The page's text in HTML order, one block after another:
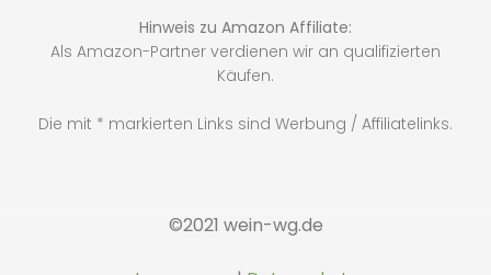
Hinweis zu Amazon Affiliate:
Als Amazon-Partner verdienen wir an qualifizierten
Käufen.
Die mit * markierten Links sind Werbung / Affiliatelinks.
©2021 wein-wg.de